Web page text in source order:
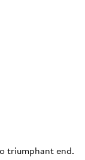
triumphant end.